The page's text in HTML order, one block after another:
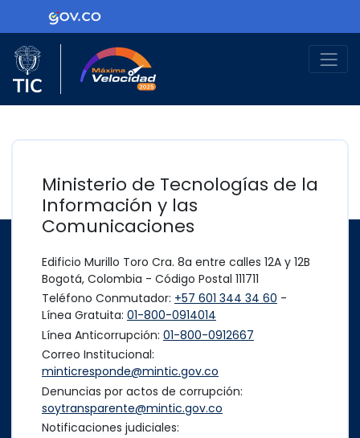
Ir al contenido principalLogo Gobierno de Colombia
Logo del Ministerio TIC
Ministerio de Tecnologías de la
Información y las
Comunicaciones
Edificio Murillo Toro Cra. 8a entre calles 12A y 12B
Bogotá, Colombia - Código Postal 111711
Teléfono Conmutador: +57 601 344 34 60 -
Línea Gratuita: 01-800-0914014
Línea Anticorrupción: 01-800-0912667
Correo Institucional:
minticresponde@mintic.gov.co
Denuncias por actos de corrupción:
soytransparente@mintic.gov.co
Notificaciones judiciales: